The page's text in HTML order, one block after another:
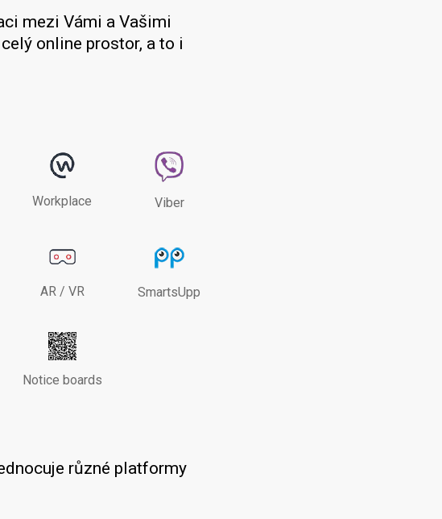
mezi Vámi a Vašimi
online prostor, a to i
Workplace Viber
AR / VR SmartsUpp
Notice boards
různé platformy